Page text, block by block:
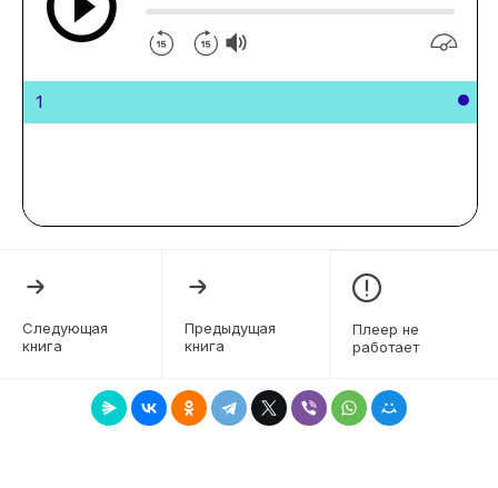
1
Следующая
книга
Предыдущая
книга
Плеер не
работает